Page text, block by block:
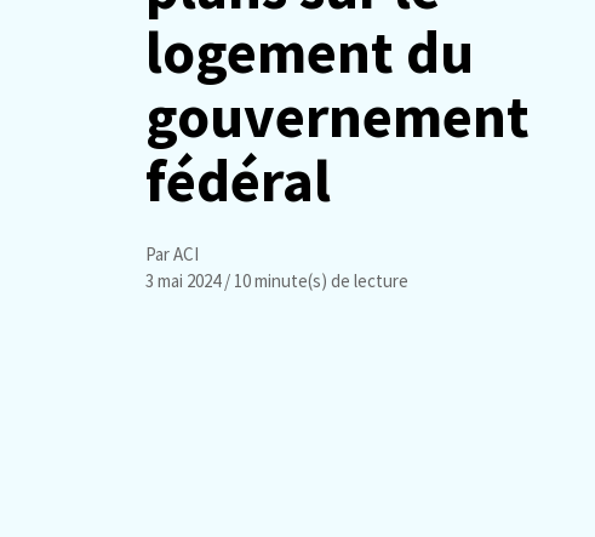
logement du
gouvernement
fédéral
Par ACI
3 mai 2024/ 10 minute(s) de lecture